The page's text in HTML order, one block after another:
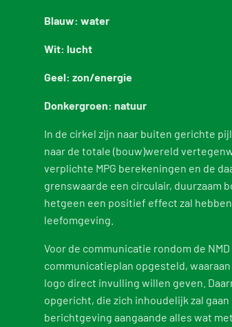
Blauw: water
Wit: lucht
Geel: zon/energie
Donkergroen: natuur
In de cirkel zijn naar buiten gerichte
naar de totale (bouw)wereld
verplichte MPG berekeningen en de
grenswaarde een circulair, duurzaam
hetgeen een positief effect zal
leefomgeving.
Voor de communicatie rondom de
communicatieplan opgesteld,
logo direct invulling willen geven.
opgericht, die zich inhoudelijk zal
berichtgeving aangaande alles wat